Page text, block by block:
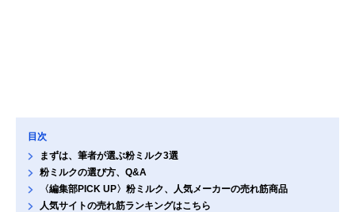
目次
まずは、筆者が選ぶ粉ミルク3選
粉ミルクの選び方、Q&A
〈編集部PICK UP〉粉ミルク、人気メーカーの売れ筋商品
人気サイトの売れ筋ランキングはこちら